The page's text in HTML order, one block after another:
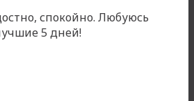
спокойно. Любуюсь
5 дней!